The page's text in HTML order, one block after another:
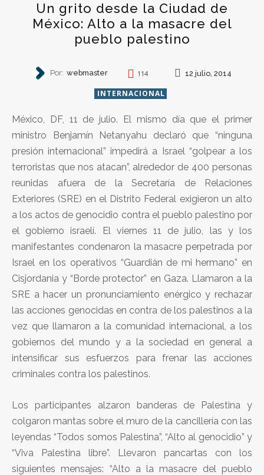
Un grito desde la Ciudad de
México: Alto a la masacre del
pueblo palestino
Por: webmaster 114 12 julio, 2014
INTERNACIONAL
México, DF, 11 de julio. El mismo día que el primer
ministro Benjamín Netanyahu declaró que “ninguna
presión internacional” impedirá a Israel “golpear a los
terroristas que nos atacan”, alrededor de 400 personas
reunidas afuera de la Secretaría de Relaciones
Exteriores (SRE) en el Distrito Federal exigieron un alto
a los actos de genocidio contra el pueblo palestino por
el gobierno israelí. El viernes 11 de julio, las y los
manifestantes condenaron la masacre perpetrada por
Israel en los operativos “Guardián de mi hermano” en
Cisjordania y “Borde protector” en Gaza. Llamaron a la
SRE a hacer un pronunciamiento enérgico y rechazar
las acciones genocidas en contra de los palestinos a la
vez que llamaron a la comunidad internacional, a los
gobiernos del mundo y a la sociedad en general a
intensificar sus esfuerzos para frenar las acciones
criminales contra los palestinos.
Los participantes alzaron banderas de Palestina y
colgaron mantas sobre el muro de la cancillería con las
leyendas “Todos somos Palestina”, “Alto al genocidio” y
“Viva Palestina libre”. Llevaron pancartas con los
siguientes mensajes: “Alto a la masacre del pueblo